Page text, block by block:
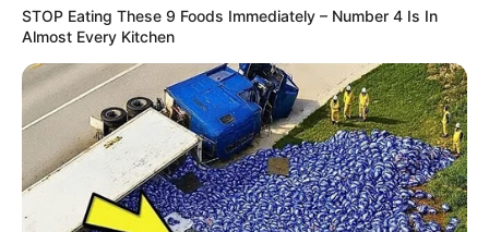
STOP Eating These 9 Foods Immediately – Number 4 Is In
Almost Every Kitchen